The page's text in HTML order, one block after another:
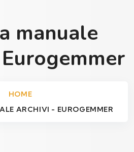
manuale
HOME
ARCHIVI - EUROGEMMER